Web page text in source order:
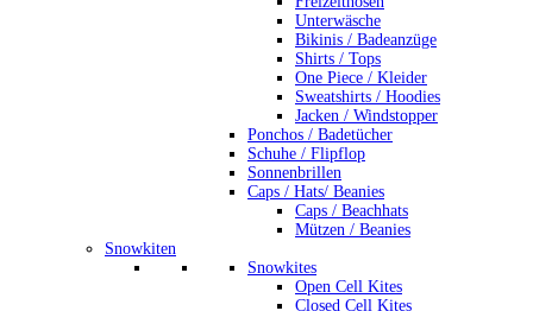
Unterwäsche
Bikinis / Badeanzüge
Shirts / Tops
One Piece / Kleider
Sweatshirts / Hoodies
Jacken / Windstopper
Ponchos / Badetücher
Schuhe / Flipflop
Sonnenbrillen
Caps / Hats/ Beanies
Caps / Beachhats
Mützen / Beanies
Snowkiten
Snowkites
Open Cell Kites
Closed Cell Kites